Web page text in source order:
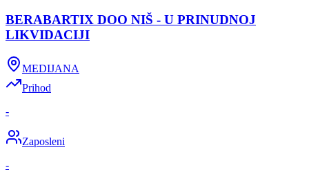
BERABARTIX DOO NIŠ - U PRINUDNOJ
LIKVIDACIJI
MEDIJANA
Prihod
-
Zaposleni
-